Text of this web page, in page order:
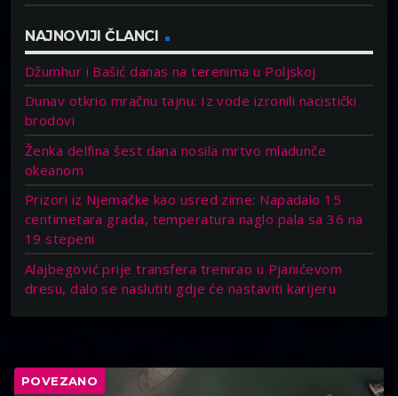
NAJNOVIJI ČLANCI
Džumhur i Bašić danas na terenima u Poljskoj
Dunav otkrio mračnu tajnu: Iz vode izronili nacistički
brodovi
Ženka delfina šest dana nosila mrtvo mladunče
okeanom
Prizori iz Njemačke kao usred zime: Napadalo 15
centimetara grada, temperatura naglo pala sa 36 na
19 stepeni
Alajbegović prije transfera trenirao u Pjanićevom
dresu, dalo se naslutiti gdje će nastaviti karijeru
POVEZANO